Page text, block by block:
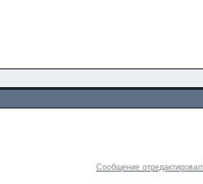
Сообщение отредактировал